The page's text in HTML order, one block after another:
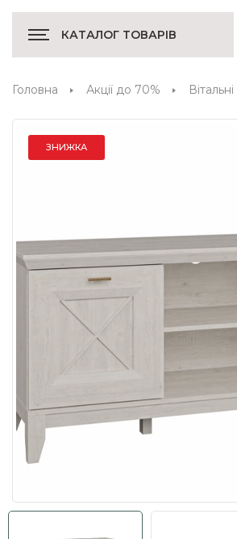
КАТАЛОГ ТОВАРІВ
Головна Акції до 70% Вітальні
ЗНИЖКА